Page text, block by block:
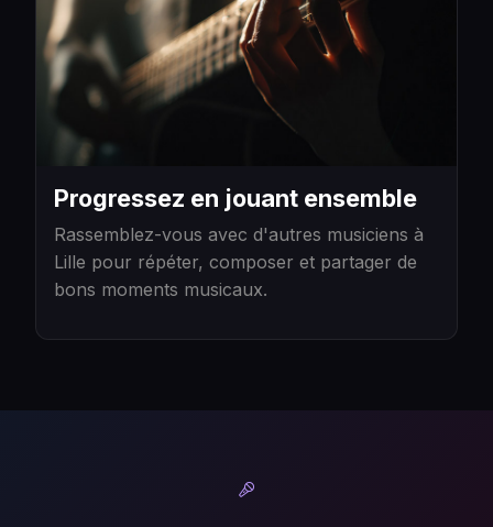
Progressez en jouant ensemble
Rassemblez-vous avec d'autres musiciens à
Lille pour répéter, composer et partager de
bons moments musicaux.